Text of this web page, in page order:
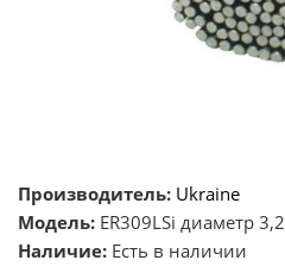
Производитель: Ukraine
Модель: ER309LSi диаметр 3,2
Наличие: Есть в наличии